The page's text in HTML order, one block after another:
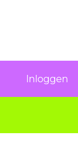
Inloggen